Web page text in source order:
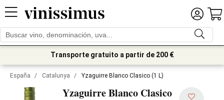
Transporte gratuito a partir de 200 €
España / Catalunya / Yzaguirre Blanco Clasico (1 L)
Yzaguirre Blanco Clasico